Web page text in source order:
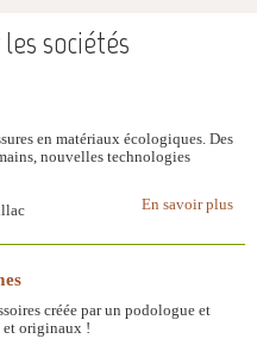
sociétés
en matériaux écologiques. Des
nouvelles technologies
En savoir plus
créée par un podologue et
et originaux !